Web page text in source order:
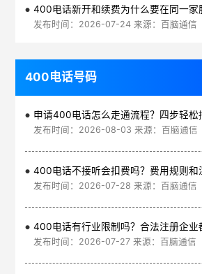
发布时间：2026-07-24 来源：百脑通信
400电话号码
申请400电话怎么走通流程？四步轻松
发布时间：2026-08-03 来源：百脑通信
400电话不接听会扣费吗？费用规则和
发布时间：2026-07-28 来源：百脑通信
400电话有行业限制吗？合法注册企业
发布时间：2026-07-27 来源：百脑通信